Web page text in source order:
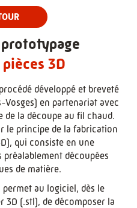
3D
développé et breveté
Vosges) en partenariat avec
de la découpe au fil chaud.
le principe de la fabrication
qui consiste en une
découpées
de matière.
permet au logiciel, dès le
(.stl), de décomposer la